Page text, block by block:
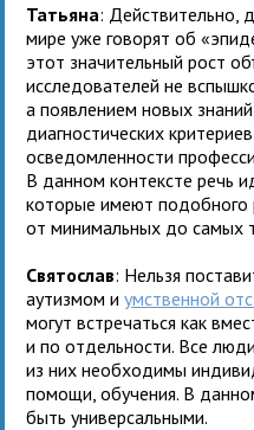
Татьяна: Действительно,
мире уже говорят об
этот значительный рост
исследователей не
а появлением новых
диагностических
осведомленности
В данном контексте речь
которые имеют подобного
от минимальных до самых
Святослав: Нельзя
аутизмом иумственной
могут встречаться как
и по отдельности. Все
из них необходимы
помощи, обучения. В
быть универсальными.